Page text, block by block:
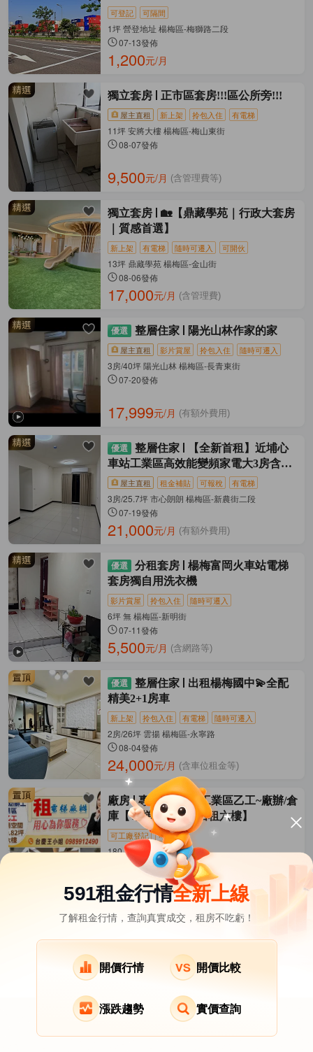
可登記 可隔間
1坪 營登地址 楊梅區-梅獅路二段
07-13發佈
1,200元/月
獨立套房 正市區套房!!!區公所旁!!!
屋主直租 新上架 拎包入住 有電梯
11坪 安將大樓 楊梅區-梅山東街
08-07發佈
9,500元/月 (含管理費等)
獨立套房
🏡【鼎藏學苑｜行政大套房
｜質感首選】
新上架 有電梯 隨時可遷入 可開伙
13坪 鼎藏學苑 楊梅區-金山街
08-06發佈
17,000元/月 (含管理費)
整層住家 陽光山林作家的家
屋主直租 影片賞屋 拎包入住 隨時可遷入
3房/40坪 陽光山林 楊梅區-長青東街
07-20發佈
17,999元/月 (有額外費用)
整層住家
【全新首租】近埔心
車站工業區高效能變頻家電大3房含車
位屋主直租 租金補貼 可報稅 有電梯
3房/25.7坪 市心朗朗 楊梅區-新農街二段
07-19發佈
21,000元/月 (有額外費用)
分租套房
楊梅富岡火車站電梯
套房獨自用洗衣機
影片賞屋 拎包入住 隨時可遷入
6坪 無 楊梅區-新明街
07-11發佈
5,500元/月 (含網路等)
整層住家
出租楊梅國中💫全配
精美2+1房車
新上架 拎包入住 有電梯 隨時可遷入
2房/26坪 雲揚 楊梅區-永寧路
08-04發佈
24,000元/月 (含車位租金等)
廠房
專~楊梅幼獅工業區乙工~廠辦/倉
庫【電梯廠辦單層出租六樓】
可工廠登記 可隔間
180.8坪 楊梅區-獅五路
06-27發佈
135,000元/月
其它租屋 熱門在租社區
龍潭區租屋
復興區租屋
591租金行情全新上線
了解租金行情，查詢真實成交，租房不吃虧！
開價行情 開價比較
漲跌趨勢 實價查詢